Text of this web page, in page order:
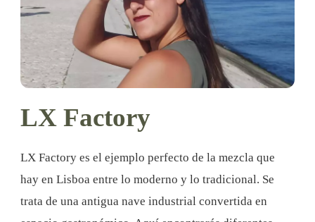
LX Factory
LX Factory es el ejemplo perfecto de la mezcla que
hay en Lisboa entre lo moderno y lo tradicional. Se
trata de una antigua nave industrial convertida en